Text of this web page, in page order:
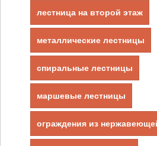
лестница на второй этаж
металлические лестницы
спиральные лестницы
маршевые лестницы
ограждения из